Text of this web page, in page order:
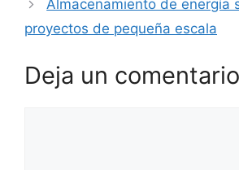
Almacenamiento de energía
proyectos de pequeña escala
Deja un comentario